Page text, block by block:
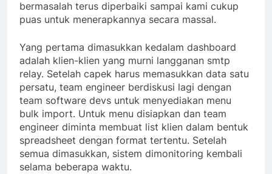
bermasalah terus diperbaiki sampai kami cukup
puas untuk menerapkannya secara massal.
Yang pertama dimasukkan kedalam dashboard
adalah klien-klien yang murni langganan smtp
relay. Setelah capek harus memasukkan data satu
persatu, team engineer berdiskusi lagi dengan
team software devs untuk menyediakan menu
bulk import. Untuk menu disiapkan dan team
engineer diminta membuat list klien dalam bentuk
spreadsheet dengan format tertentu. Setelah
semua dimasukkan, sistem dimonitoring kembali
selama beberapa waktu.